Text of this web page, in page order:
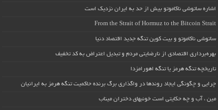
اشاره ساتوشی ناکاموتو بیش از حد به ایران نزدیک است
From the Strait of Hormuz to the Bitcoin Strait
ساتوشی ناکاموتو و بیت کوین تنگه جدید اقتصاد دنیا
بهره‌برداری اقتصادی از نارضایتی مردم و تبدیل اعتراض به کد تخفیف
تاریخچه تنگه هرمز یا تنگه اهورامزدا
چرایی و چگونگی ایجاد روندها در واگذاری برگ برنده حاکمیت تنگه هرمز به ایرانیان
مین ، آب و چه حکایتی است خونبهای دختران میناب